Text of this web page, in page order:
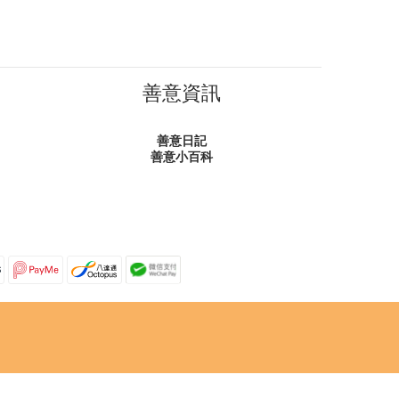
善意資訊
善意日記
善意小百科